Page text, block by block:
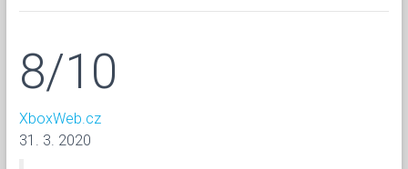
8/10
XboxWeb.cz
31. 3. 2020